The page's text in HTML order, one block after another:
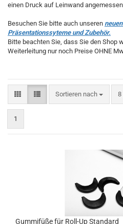
einen Druck auf Leinwand
Besuchen Sie bitte auch unseren
Präsentationssyteme und Zubehör.
Bitte beachten Sie, dass Sie den Shop
Weiterleitung nur noch Preise OHNE
Sortieren nach
Sortieren nach 8
1
Gummifüße für Roll-Up Standard